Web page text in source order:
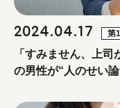
2024.04.17 第
「すみません、上
の男性が“人のせい